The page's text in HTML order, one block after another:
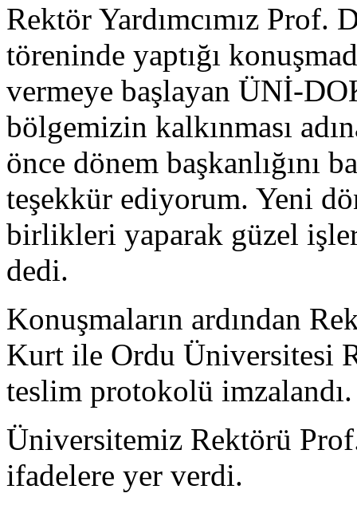
Rektör Yardımcımız
töreninde yaptığı
vermeye başlayan ÜNİ-
bölgemizin kalkınması
önce dönem başkanlığını
teşekkür ediyorum. Yeni
birlikleri yaparak güzel
dedi.
Konuşmaların ardından
Kurt ile Ordu Üniversitesi
teslim protokolü imzalandı.
Üniversitemiz Rektörü
ifadelere yer verdi.